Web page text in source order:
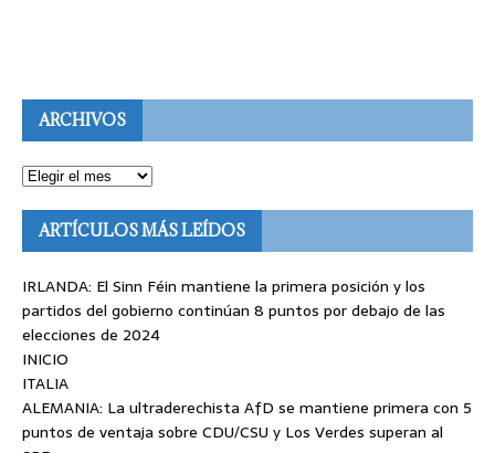
ARCHIVOS
ARTÍCULOS MÁS LEÍDOS
IRLANDA: El Sinn Féin mantiene la primera posición y los
partidos del gobierno continúan 8 puntos por debajo de las
elecciones de 2024
INICIO
ITALIA
ALEMANIA: La ultraderechista AfD se mantiene primera con 5
puntos de ventaja sobre CDU/CSU y Los Verdes superan al